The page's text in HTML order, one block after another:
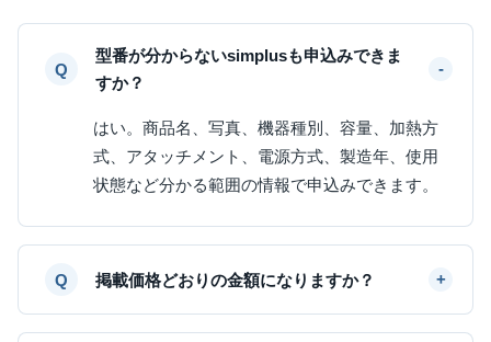
型番が分からないsimplusも申込みできま
すか？
はい。商品名、写真、機器種別、容量、加熱方
式、アタッチメント、電源方式、製造年、使用
状態など分かる範囲の情報で申込みできます。
掲載価格どおりの金額になりますか？